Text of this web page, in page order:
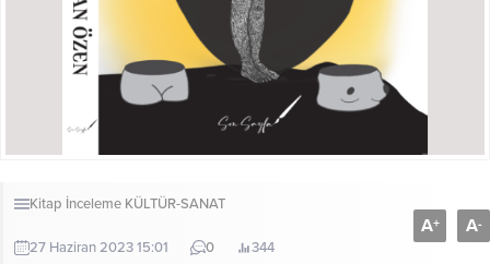
Kitap İnceleme KÜLTÜR-SANAT
27 Haziran 2023 15:01 0 344
A+ A-